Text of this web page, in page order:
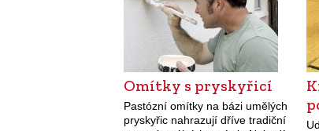
místností zdůrazňují zastánci…
Omítky s pryskyřicí
Pastózní omítky na bázi umělých
pryskyřic nahrazují dříve tradiční